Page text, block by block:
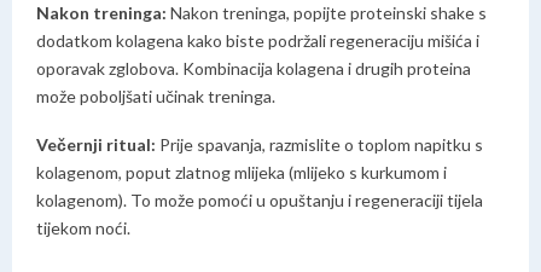
Nakon treninga: Nakon treninga, popijte proteinski shake s
dodatkom kolagena kako biste podržali regeneraciju mišića i
oporavak zglobova. Kombinacija kolagena i drugih proteina
može poboljšati učinak treninga.
Večernji ritual: Prije spavanja, razmislite o toplom napitku s
kolagenom, poput zlatnog mlijeka (mlijeko s kurkumom i
kolagenom). To može pomoći u opuštanju i regeneraciji tijela
tijekom noći.